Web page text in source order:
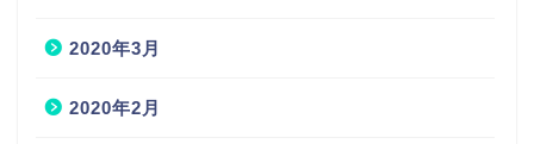
2020年3月
2020年2月